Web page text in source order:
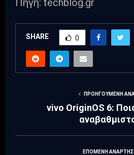
SHARE 0
ΠΡΟΗΓΟΎΜΕΝΗ
vivo OriginOS 6:
ΕΠΌΜΕΝΗ